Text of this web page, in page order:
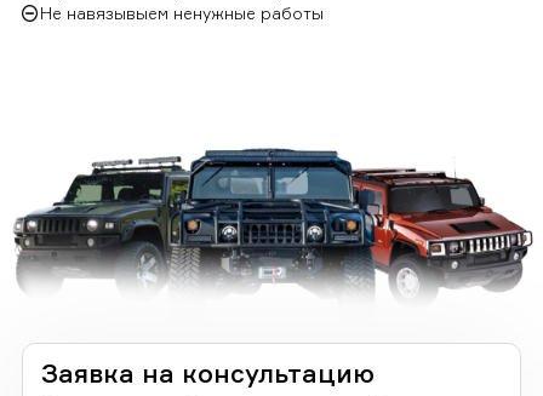
Не навязывыем ненужные работы
Заявка на консультацию